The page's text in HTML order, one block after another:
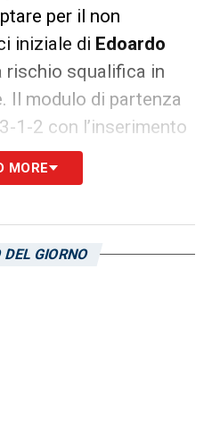
per il non
iniziale di Edoardo
rischio squalifica in
Il modulo di partenza
1-2 con l’inserimento
adAlberto Dossena
MORE
DEL GIORNO